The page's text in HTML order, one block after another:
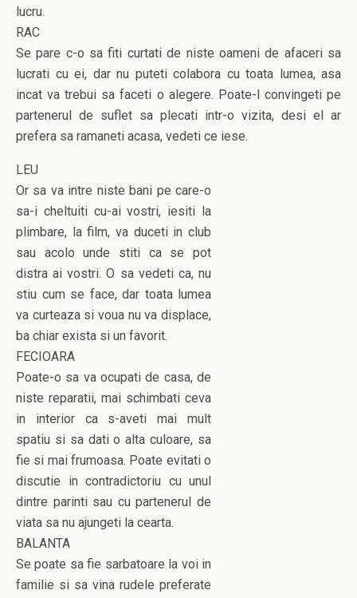
lucru.
RAC
Se pare c-o sa fiti curtati de niste oameni de afaceri sa
lucrati cu ei, dar nu puteti colabora cu toata lumea, asa
incat va trebui sa faceti o alegere. Poate-l convingeti pe
partenerul de suflet sa plecati intr-o vizita, desi el ar
prefera sa ramaneti acasa, vedeti ce iese.
LEU
Or sa va intre niste bani pe care-o
sa-i cheltuiti cu-ai vostri, iesiti la
plimbare, la film, va duceti in club
sau acolo unde stiti ca se pot
distra ai vostri. O sa vedeti ca, nu
stiu cum se face, dar toata lumea
va curteaza si voua nu va displace,
ba chiar exista si un favorit.
FECIOARA
Poate-o sa va ocupati de casa, de
niste reparatii, mai schimbati ceva
in interior ca s-aveti mai mult
spatiu si sa dati o alta culoare, sa
fie si mai frumoasa. Poate evitati o
discutie in contradictoriu cu unul
dintre parinti sau cu partenerul de
viata sa nu ajungeti la cearta.
BALANTA
Se poate sa fie sarbatoare la voi in
familie si sa vina rudele preferate